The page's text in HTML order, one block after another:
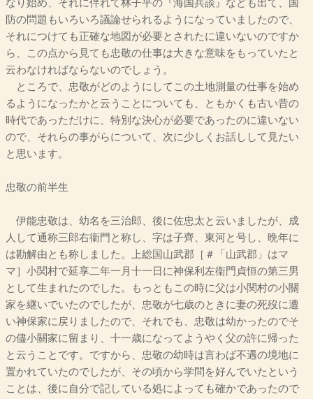
なり始め、それに伴れて林子平の『海国兵談』なども出て、国
防の問題もいろいろ議論せられるようになっていましたので、
それにつけても正確な地図が必要とされたに違いないのですか
ら、この点から見ても忠敬の仕事は大きな意味をもっていたと
云わなければならないのでしょう。
ところで、忠敬がどのようにしてこの土地測量の仕事を始め
るようになったかと云うことについても、ともかくも古い昔の
時代であっただけに、特別な決心が必要であったのに違いない
ので、それらの事がらについて、次に少しくお話しして見たい
と思います。
忠敬の前半生
伊能忠敬は、幼名を三治郎、後に佐忠太と云いましたが、成
人して通称三郎右衞門と称し、字は子齊、東河と号し、晩年に
は勘解由とも称しました。上総国山武郡［＃「山武郡」はマ
マ］小関村で延享二年一月十一日に神保利左衞門貞恒の第三男
として生まれたのでした。もっともこの時に父は小関村の小關
家を継いでいたのでしたが、忠敬が七歳のときに妻の死歿に遭
い神保家に戻りましたので、それでも、忠敬は幼かったのでそ
の儘小關家に留まり、十一歳になってようやく父の許に帰った
と云うことです。ですから、忠敬の幼時は言わば不遇の境地に
置かれていたのでしたが、その頃から学問を好んでいたという
ことは、後に自分で記している処によっても確かであったので